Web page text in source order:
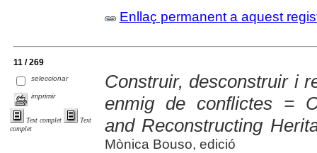
Enllaç permanent a aquest
11 / 269
seleccionar
imprimir
Text complet
Text
complet
Construir, desconstruir i
enmig de conflictes =
and Reconstructing
Mònica Bouso, edició